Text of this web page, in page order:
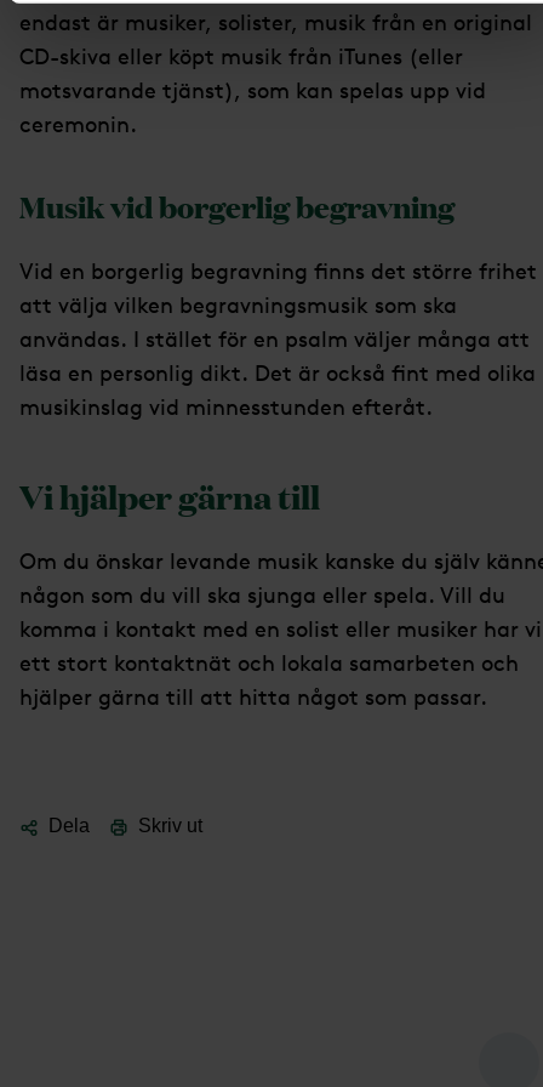
endast är musiker, solister, musik från en original
CD-skiva eller köpt musik från iTunes (eller
motsvarande tjänst), som kan spelas upp vid
ceremonin.
Musik vid borgerlig begravning
Vid en borgerlig begravning finns det större frihet
att välja vilken begravningsmusik som ska
användas. I stället för en psalm väljer många att
läsa en personlig dikt. Det är också fint med olika
musikinslag vid minnesstunden efteråt.
Vi hjälper gärna till
Om du önskar levande musik kanske du själv
någon som du vill ska sjunga eller spela. Vill du
komma i kontakt med en solist eller musiker har vi
ett stort kontaktnät och lokala samarbeten och
hjälper gärna till att hitta något som passar.
Dela Skriv ut